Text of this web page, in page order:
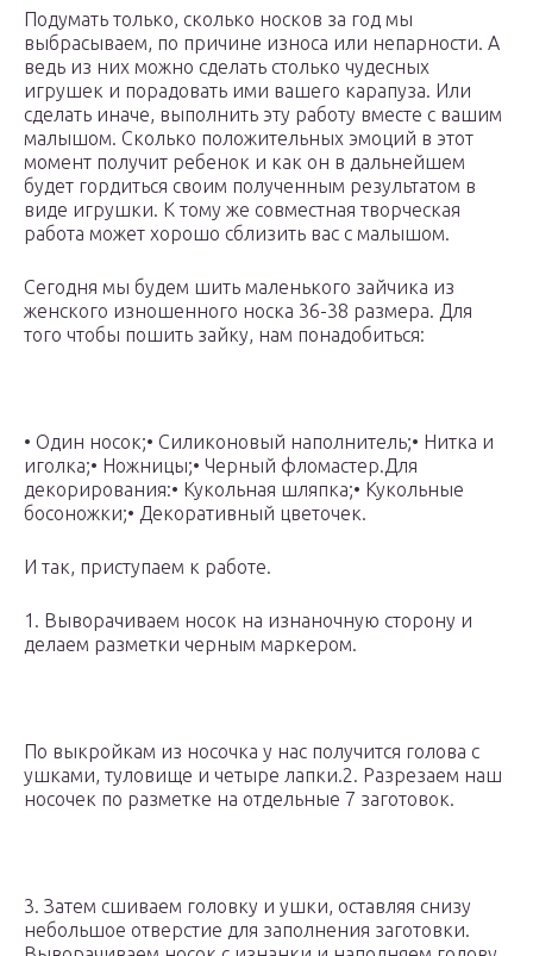
Подумать только, сколько носков за год мы
выбрасываем, по причине износа или непарности. А
ведь из них можно сделать столько чудесных
игрушек и порадовать ими вашего карапуза. Или
сделать иначе, выполнить эту работу вместе с вашим
малышом. Сколько положительных эмоций в этот
момент получит ребенок и как он в дальнейшем
будет гордиться своим полученным результатом в
виде игрушки. К тому же совместная творческая
работа может хорошо сблизить вас с малышом.
Сегодня мы будем шить маленького зайчика из
женского изношенного носка 36-38 размера. Для
того чтобы пошить зайку, нам понадобиться:
• Один носок;• Силиконовый наполнитель;• Нитка и
иголка;• Ножницы;• Черный фломастер.Для
декорирования:• Кукольная шляпка;• Кукольные
босоножки;• Декоративный цветочек.
И так, приступаем к работе.
1. Выворачиваем носок на изнаночную сторону и
делаем разметки черным маркером.
По выкройкам из носочка у нас получится голова с
ушками, туловище и четыре лапки.2. Разрезаем наш
носочек по разметке на отдельные 7 заготовок.
3. Затем сшиваем головку и ушки, оставляя снизу
небольшое отверстие для заполнения заготовки.